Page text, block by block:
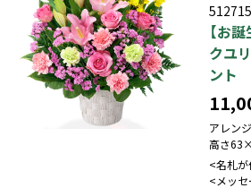
512715
【お
クユ
ント
アレン
高さ
<名札
<メッ